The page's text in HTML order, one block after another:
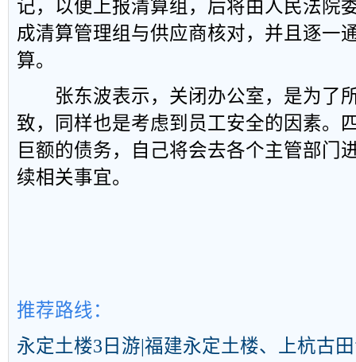
记，以便上报清算组，后将由人民法院
成清算管理组与供应商核对，并且逐一
算。
张东波表示，关闭办公室，是为了
致，同样也是考虑到员工安全的因素。
巨额的债务，自己将会去各个主管部门
续相关事宜。
推荐路线：
永定土楼3日游|福建永定土楼、上杭古